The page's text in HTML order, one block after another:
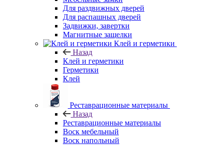
Для раздвижных дверей
Для распашных дверей
Задвижки, завертки
Магнитные защелки
Клей и герметики
Назад
Клей и герметики
Герметики
Клей
Реставрационные материалы
Назад
Реставрационные материалы
Воск мебельный
Воск напольный